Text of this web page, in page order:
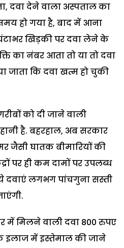
दवा देने वाला अस्पताल का
हो गया है, बाद में आना
खिड़की पर दवा लेने के
का नंबर आता तो या तो दवा
जाता कि दवा खत्म हो चुकी
को दी जाने वाली
है. बहरहाल, अब सरकार
जैसी घातक बीमारियों की
पर ही कम दामों पर उपलब्ध
दवाएं लगभग पांचगुना सस्ती
में मिलने वाली दवा 800 रुपए
में इस्तेमाल की जाने